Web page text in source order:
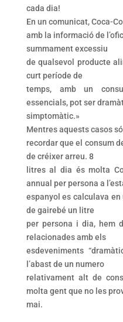
cada dia!
En un comunicat, Coca-
amb la informació de
summament excessiu
de qualsevol producte
curt període de
temps, amb un
essencials, pot ser
simptomàtic.»
Mentres aquests casos
recordar que el consum
de créixer arreu. 8
litres al dia és molta
annual per persona a
espanyol es calculava
de gairebé un litre
per persona i dia, hem
relacionades amb els
esdeveniments
l’abast de un numero
relativament alt de
molta gent que no les
mai.